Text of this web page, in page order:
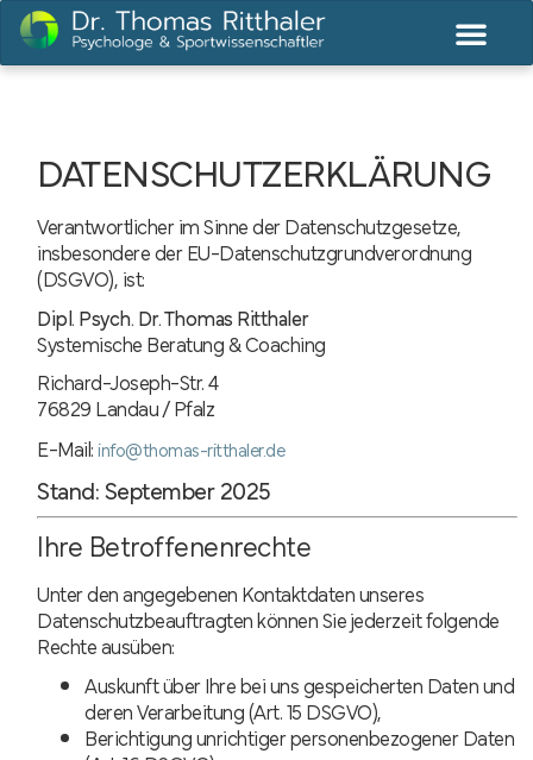
DATENSCHUTZERKLÄRUNG
Verantwortlicher im Sinne der Datenschutzgesetze,
insbesondere der EU-Datenschutzgrundverordnung
(DSGVO), ist:
Dipl. Psych. Dr. Thomas Ritthaler
Systemische Beratung & Coaching
Richard-Joseph-Str. 4
76829 Landau / Pfalz
E-Mail:info@thomas-ritthaler.de
Stand: September 2025
Ihre Betroffenenrechte
Unter den angegebenen Kontaktdaten unseres
Datenschutzbeauftragten können Sie jederzeit folgende
Rechte ausüben:
Auskunft über Ihre bei uns gespeicherten Daten und
deren Verarbeitung (Art. 15 DSGVO),
Berichtigung unrichtiger personenbezogener Daten